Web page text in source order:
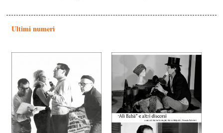
Ultimi numeri